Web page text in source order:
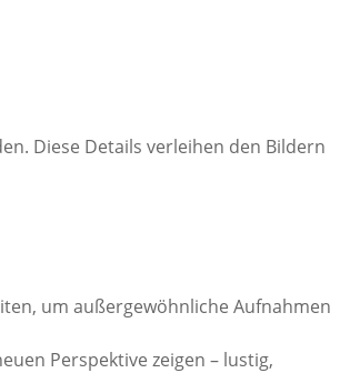
Diese Details verleihen den Bildern
um außergewöhnliche Aufnahmen
Perspektive zeigen – lustig,